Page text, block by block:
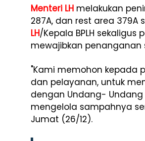
Menteri LH melakukan
287A, dan rest area 379A
LH/Kepala BPLH sekaligus
mewajibkan penanganan
"Kami memohon kepada
dan pelayanan, untuk
dengan Undang- Undang
mengelola sampahnya
Jumat (26/12).